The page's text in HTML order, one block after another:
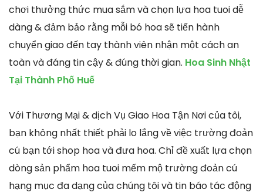
chơi thưởng thức mua sắm và chọn lựa hoa tuoi dễ
dàng & đảm bảo rằng mỗi bó hoa sẽ tiến hành
chuyển giao đến tay thành viên nhận một cách an
toàn và đáng tin cậy & đúng thời gian. Hoa Sinh Nhật
Tại Thành Phố Huế
Với Thương Mại & dịch Vụ Giao Hoa Tận Nơi của tôi,
bạn không nhất thiết phải lo lắng về việc trường đoản
cú bạn tới shop hoa và đưa hoa. Chỉ đề xuất lựa chọn
dòng sản phẩm hoa tuoi mếm mộ trường đoản cú
hạng mục đa dạng của chúng tôi và tin báo tác động